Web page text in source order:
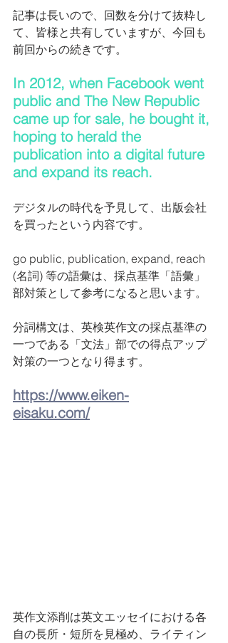
記事は長いので、回数を分けて抜粋し
て、皆様と共有していますが、今回も
前回からの続きです。
In 2012, when Facebook went
public and The New Republic
came up for sale, he bought it,
hoping to herald the
publication into a digital future
and expand its reach.
デジタルの時代を予見して、出版会社
を買ったという内容です。
go public, publication, expand, reach
(名詞) 等の語彙は、採点基準「語彙」
部対策として参考になると思います。
分詞構文は、英検英作文の採点基準の
一つである「文法」部での得点アップ
対策の一つとなり得ます。
https://www.eiken-
eisaku.com/
英作文添削は英文エッセイにおける各
自の長所・短所を見極め、ライティン